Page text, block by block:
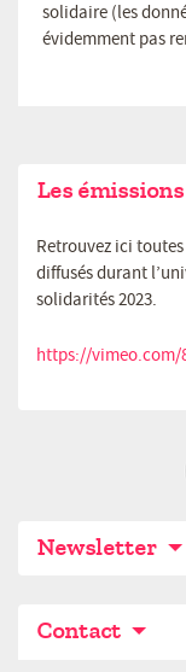
solidaire (les
évidemment pas
Les
Retrouvez ici
diffusés durant
solidarités 2023.
https://vimeo.com/
Newsletter
Contact